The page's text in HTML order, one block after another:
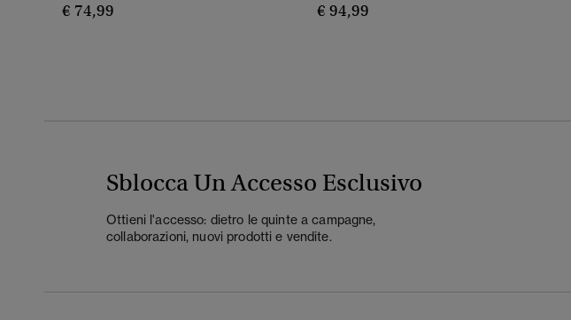
€ 74,99 € 94,99
Sblocca Un Accesso Esclusivo
Ottieni l'accesso: dietro le quinte a campagne,
collaborazioni, nuovi prodotti e vendite.